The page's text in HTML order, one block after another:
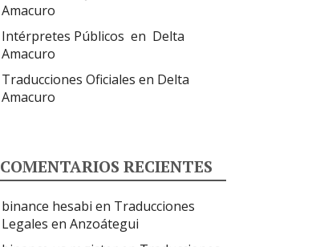
Amacuro
Intérpretes Públicos en Delta
Amacuro
Traducciones Oficiales en Delta
Amacuro
COMENTARIOS RECIENTES
binance hesabi en Traducciones
Legales en Anzoátegui